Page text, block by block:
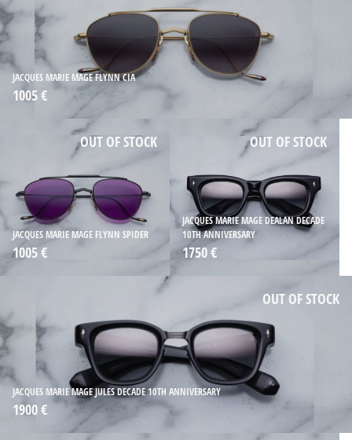
JACQUES MARIE MAGE FLYNN CIA
1005 €
JACQUES MARIE MAGE FLYNN SPIDER
1005 €
OUT OF STOCK
JACQUES MARIE MAGE DEALAN DECADE
10TH ANNIVERSARY
1750 €
OUT OF STOCK
JACQUES MARIE MAGE JULES DECADE 10TH ANNIVERSARY
1900 €
OUT OF STOCK